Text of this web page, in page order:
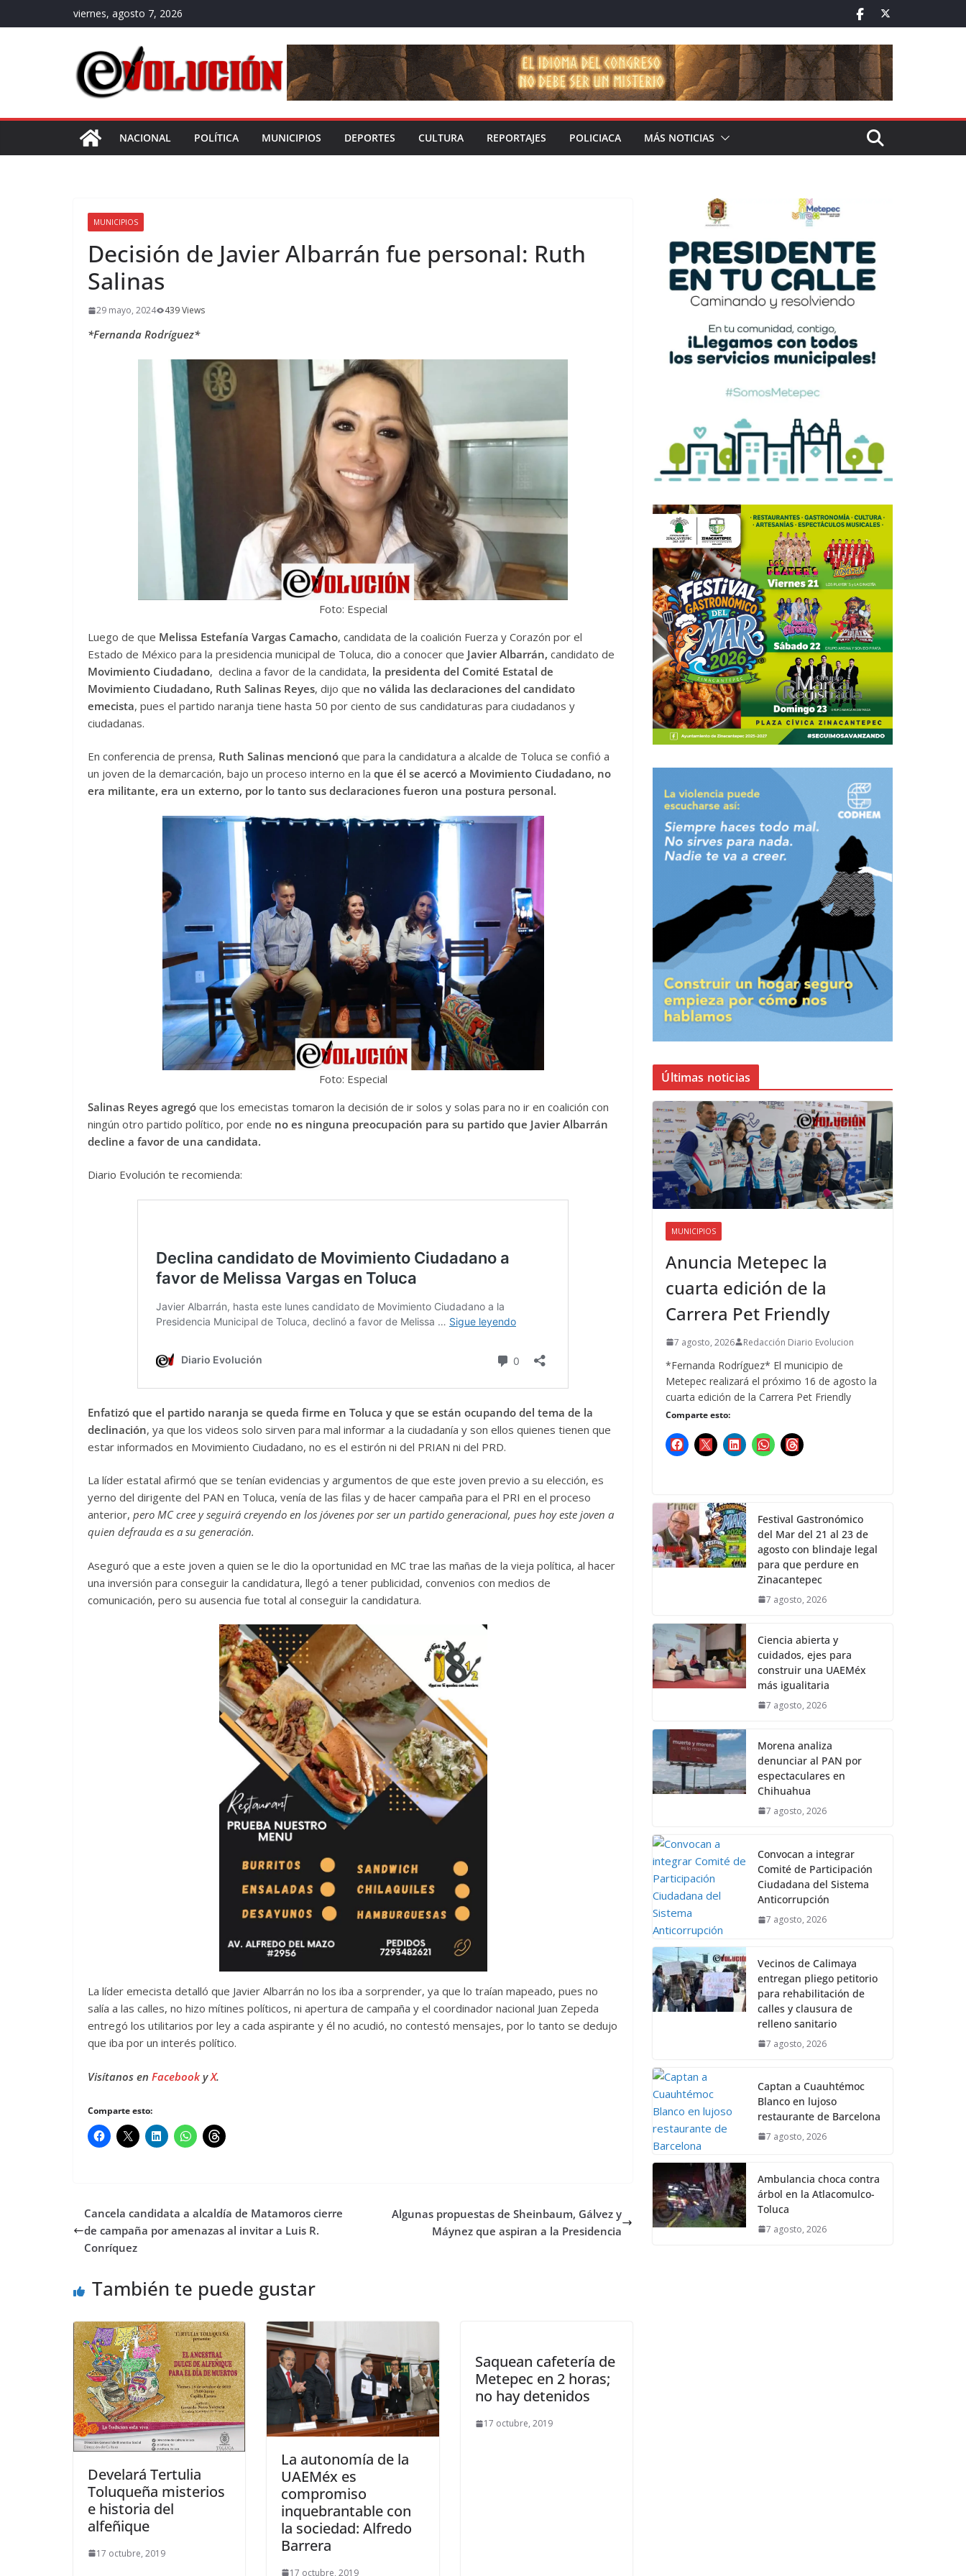
al
viernes, agosto 7, 2026
NACIONAL POLÍTICA MUNICIPIOS DEPORTES CULTURA REPORTAJES POLICIACA MÁS NOTICIAS
MUNICIPIOS
Decisión de Javier Albarrán fue personal: Ruth
Salinas
29 mayo, 2024 439 Views
*Fernanda Rodríguez*
Foto: Especial
Luego de que Melissa Estefanía Vargas Camacho, candidata de la coalición Fuerza y Corazón por el
Estado de México para la presidencia municipal de Toluca, dio a conocer que Javier Albarrán, candidato de
Movimiento Ciudadano, declina a favor de la candidata, la presidenta del Comité Estatal de
Movimiento Ciudadano, Ruth Salinas Reyes, dijo que no válida las declaraciones del candidato
emecista, pues el partido naranja tiene hasta 50 por ciento de sus candidaturas para ciudadanos y
ciudadanas.
En conferencia de prensa, Ruth Salinas mencionó que para la candidatura a alcalde de Toluca se confió a
un joven de la demarcación, bajo un proceso interno en la que él se acercó a Movimiento Ciudadano, no
era militante, era un externo, por lo tanto sus declaraciones fueron una postura personal.
Foto: Especial
Salinas Reyes agregó que los emecistas tomaron la decisión de ir solos y solas para no ir en coalición con
ningún otro partido político, por ende no es ninguna preocupación para su partido que Javier Albarrán
decline a favor de una candidata.
Diario Evolución te recomienda:
Enfatizó que el partido naranja se queda firme en Toluca y que se están ocupando del tema de la
declinación, ya que los videos solo sirven para mal informar a la ciudadanía y son ellos quienes tienen que
estar informados en Movimiento Ciudadano, no es el estirón ni del PRIAN ni del PRD.
La líder estatal afirmó que se tenían evidencias y argumentos de que este joven previo a su elección, es
yerno del dirigente del PAN en Toluca, venía de las filas y de hacer campaña para el PRI en el proceso
anterior, pero MC cree y seguirá creyendo en los jóvenes por ser un partido generacional, pues hoy este joven a
quien defrauda es a su generación.
Aseguró que a este joven a quien se le dio la oportunidad en MC trae las mañas de la vieja política, al hacer
una inversión para conseguir la candidatura, llegó a tener publicidad, convenios con medios de
comunicación, pero su ausencia fue total al conseguir la candidatura.
La líder emecista detalló que Javier Albarrán no los iba a sorprender, ya que lo traían mapeado, pues no
salía a las calles, no hizo mítines políticos, ni apertura de campaña y el coordinador nacional Juan Zepeda
entregó los utilitarios por ley a cada aspirante y él no acudió, no contestó mensajes, por lo tanto se dedujo
que iba por un interés político.
Visítanos en FacebookyX.
Comparte esto:
Cancela candidata a alcaldía de Matamoros cierre
de campaña por amenazas al invitar a Luis R.
Conríquez
Algunas propuestas de Sheinbaum, Gálvez y
Máynez que aspiran a la Presidencia
También te puede gustar
Develará Tertulia
Toluqueña misterios
e historia del
alfeñique
17 octubre, 2019
La autonomía de la
UAEMéx es
compromiso
inquebrantable con
la sociedad: Alfredo
Barrera
17 octubre, 2019
Saquean cafetería de
Metepec en 2 horas;
no hay detenidos
17 octubre, 2019
Últimas noticias
MUNICIPIOS
Anuncia Metepec la
cuarta edición de la
Carrera Pet Friendly
7 agosto, 2026 Redacción Diario Evolucion
*Fernanda Rodríguez* El municipio de
Metepec realizará el próximo 16 de agosto la
cuarta edición de la Carrera Pet Friendly
Comparte esto:
Festival Gastronómico
del Mar del 21 al 23 de
agosto con blindaje legal
para que perdure en
Zinacantepec
7 agosto, 2026
Ciencia abierta y
cuidados, ejes para
construir una UAEMéx
más igualitaria
7 agosto, 2026
Morena analiza
denunciar al PAN por
espectaculares en
Chihuahua
7 agosto, 2026
Convocan a integrar
Comité de Participación
Ciudadana del Sistema
Anticorrupción
7 agosto, 2026
Vecinos de Calimaya
entregan pliego petitorio
para rehabilitación de
calles y clausura de
relleno sanitario
7 agosto, 2026
Captan a Cuauhtémoc
Blanco en lujoso
restaurante de Barcelona
7 agosto, 2026
Ambulancia choca contra
árbol en la Atlacomulco-
Toluca
7 agosto, 2026